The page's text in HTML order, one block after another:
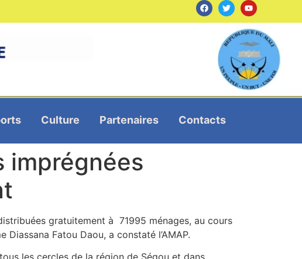
Culture Partenaires Contacts
imprégnées
gratuitement à 71995 ménages, au cours
Fatou Daou, a constaté l’AMAP.
les cercles de la région de Ségou et dans